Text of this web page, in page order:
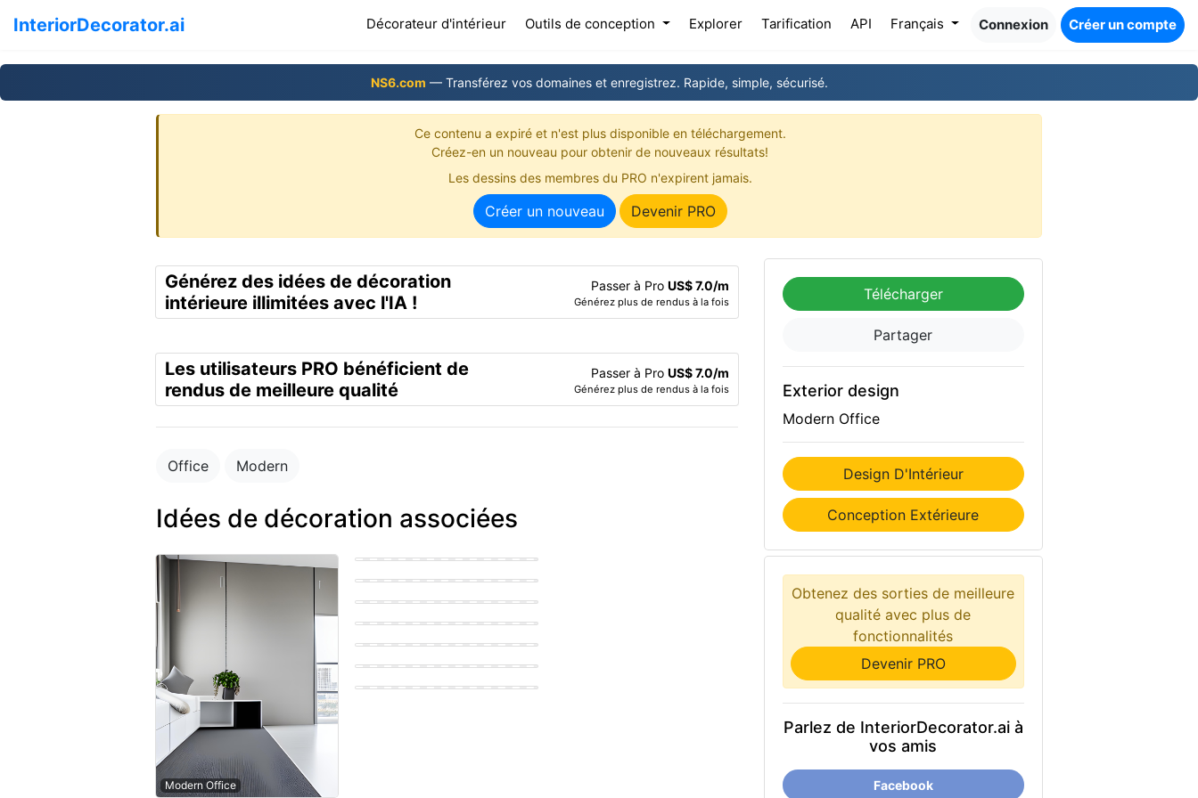
InteriorDecorator.ai Décorateur d'intérieur(current)
Outils de conception Explorer Tarification API Français Connexion Créer un compte
NS6.com — Transférez vos domaines et enregistrez. Rapide, simple, sécurisé.
Ce contenu a expiré et n'est plus disponible en téléchargement.
Créez-en un nouveau pour obtenir de nouveaux résultats!
Les dessins des membres du PRO n'expirent jamais.
Créer un nouveau Devenir PRO
Générez des idées de décoration
intérieure illimitées avec l'IA !
Passer à Pro US$ 7.0/m
Générez plus de rendus à la fois
Les utilisateurs PRO bénéficient de
rendus de meilleure qualité
Passer à Pro US$ 7.0/m
Générez plus de rendus à la fois
Office Modern
Idées de décoration associées
Modern Office
Télécharger
Partager
Exterior design
Modern Office
Design D'Intérieur
Conception Extérieure
Obtenez des sorties de meilleure
qualité avec plus de
fonctionnalités
Devenir PRO
Parlez de InteriorDecorator.ai à
vos amis
Facebook